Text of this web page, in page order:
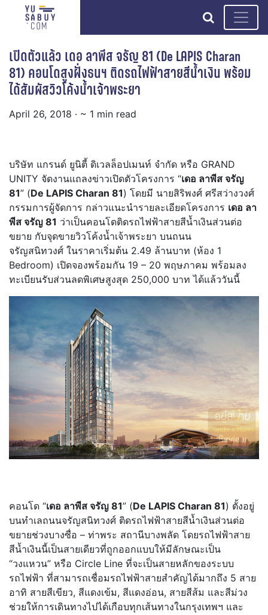
search
เปิดตัวแล้ว เดอ ลาพีส จรัญ 81 (De LAPIS Charan
81) คอนโดสูงฝั่งธนฯ ติดรถไฟฟ้าสายสีน้ำเงิน พร้อม
ได้สัมผัสวิวโค้งน้ำเจ้าพระยา
April 26, 2018 · ~ 1 min read
บริษัท แกรนด์ ยูนิตี้ ดิเวลล็อปเมนท์ จำกัด หรือ GRAND
UNITY จัดงานแถลงข่าวเปิดตัวโครงการ “เดอ ลาพีส จรัญ
81” (De LAPIS Charan 81) โดยมี นายสิริพงศ์ ศรีสว่างวงศ์
กรรมการผู้จัดการ กล่าวแนะนำรายละเอียดโครงการ เดอ ลา
พีส จรัญ 81 ว่าเป็นคอนโดติดรถไฟฟ้าสายสีน้ำเงินส่วนต่อ
ขยาย กับจุดขายวิวโค้งน้ำเจ้าพระยา บนถนน
จรัญสนิทวงศ์ ในราคาเริ่มต้น 2.49 ล้านบาท (ห้อง 1
Bedroom) เปิดจองพร้อมกัน 19 – 20 พฤษภาคม พร้อมลง
ทะเบียนรับส่วนลดพิเศษสูงสุด 250,000 บาท ได้แล้ววันนี้
คอนโด “เดอ ลาพีส จรัญ 81” (De LAPIS Charan 81) ตั้งอยู่
บนทำเลถนนจรัญสนิทวงศ์ ติดรถไฟฟ้าสายสีน้ำเงินส่วนต่อ
ขยายช่วงบางซื่อ – ท่าพระ สถานีบางพลัด โดยรถไฟฟ้าสาย
สีน้ำเงินนี้เป็นสายเดียวที่ถูกออกแบบให้มีลักษณะเป็น
“วงแหวน” หรือ Circle Line ที่จะเป็นสายหลักของระบบ
รถไฟฟ้า ที่สามารถเชื่อมรถไฟฟ้าสายสำคัญได้มากถึง 5 สาย
อาทิ สายสีเขียว, สีแดงเข้ม, สีแดงอ่อน, สายสีส้ม และสีม่วง
ช่วยให้การเดินทางไปได้เกือบทุกเส้นทางในกรุงเทพฯ และ